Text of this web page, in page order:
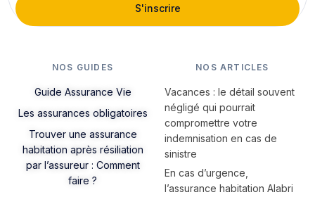
S'inscrire
NOS GUIDES
Guide Assurance Vie
Les assurances obligatoires
Trouver une assurance
habitation après résiliation
par l’assureur : Comment
faire ?
NOS ARTICLES
Vacances : le détail souvent
négligé qui pourrait
compromettre votre
indemnisation en cas de
sinistre
En cas d’urgence,
l’assurance habitation Alabri